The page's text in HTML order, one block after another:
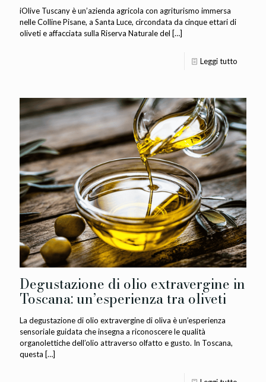
iOlive Tuscany è un’azienda agricola con agriturismo immersa
nelle Colline Pisane, a Santa Luce, circondata da cinque ettari di
oliveti e affacciata sulla Riserva Naturale del […]
Leggi tutto
Degustazione di olio extravergine in
Toscana: un’esperienza tra oliveti
La degustazione di olio extravergine di oliva è un’esperienza
sensoriale guidata che insegna a riconoscere le qualità
organolettiche dell’olio attraverso olfatto e gusto. In Toscana,
questa […]